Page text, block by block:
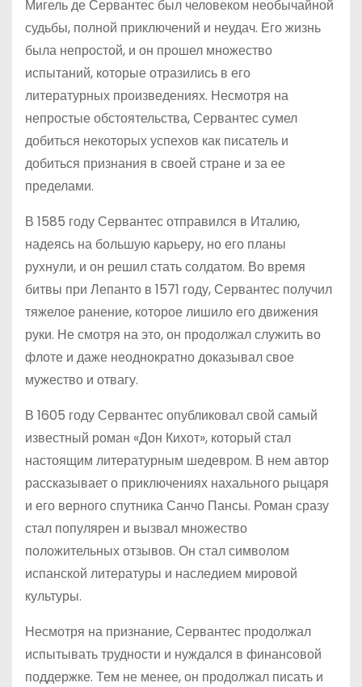
Мигель де Сервантес был человеком необычайной
судьбы, полной приключений и неудач. Его жизнь
была непростой, и он прошел множество
испытаний, которые отразились в его
литературных произведениях. Несмотря на
непростые обстоятельства, Сервантес сумел
добиться некоторых успехов как писатель и
добиться признания в своей стране и за ее
пределами.
В 1585 году Сервантес отправился в Италию,
надеясь на большую карьеру, но его планы
рухнули, и он решил стать солдатом. Во время
битвы при Лепанто в 1571 году, Сервантес получил
тяжелое ранение, которое лишило его движения
руки. Не смотря на это, он продолжал служить во
флоте и даже неоднократно доказывал свое
мужество и отвагу.
В 1605 году Сервантес опубликовал свой самый
известный роман «Дон Кихот», который стал
настоящим литературным шедевром. В нем автор
рассказывает о приключениях нахального рыцаря
и его верного спутника Санчо Пансы. Роман сразу
стал популярен и вызвал множество
положительных отзывов. Он стал символом
испанской литературы и наследием мировой
культуры.
Несмотря на признание, Сервантес продолжал
испытывать трудности и нуждался в финансовой
поддержке. Тем не менее, он продолжал писать и